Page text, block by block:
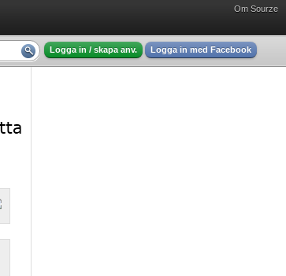
Om Sourze
Logga in / skapa anv. Logga in med Facebook